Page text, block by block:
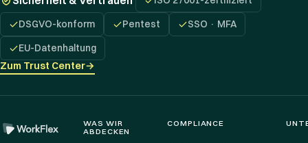
DSGVO-konform Pentest SSO · MFA
EU-Datenhaltung
Zum Trust Center→
WAS WIR
ABDECKEN
COMPLIANCE